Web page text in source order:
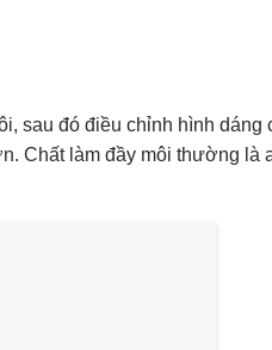
sau đó điều chỉnh hình dáng
Chất làm đầy môi thường là